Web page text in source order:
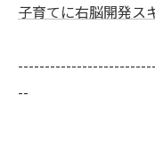
子育てに右脳開発ス
--